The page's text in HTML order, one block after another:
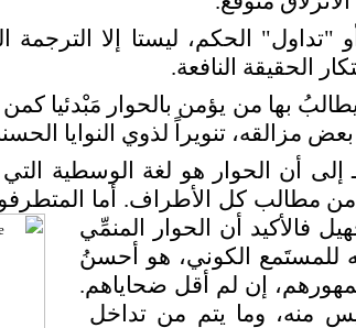
الحكم، ليستا إلا الترجمة
الحقيقة النافعة.
بها من يؤمن بالحوار مَبْدئيا كمن
مزالقه، تنويراً لذوي النوايا
ـ إلى أن الحوار هو لغة الوسطية
مطالب كل الأطراف. أما
فالأكيد أن الحوار المنمِّي
للمستَمع الكوني، هو أحسنُ
إن لم أقل ضحاياهم.
ليس منه، وما يتم من تداخل